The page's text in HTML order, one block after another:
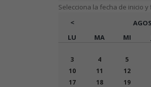
Selecciona la fecha de inicio y
<
LU
MA MI
3
4 5
10
11 12
17
18 19